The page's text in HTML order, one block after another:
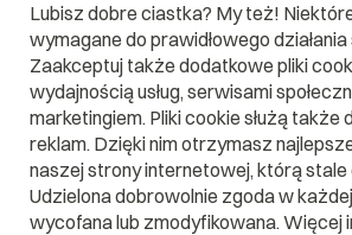
Aktualności
Połączenie spółek
30 czerwca 2026 ok.2
Lubisz dobre ciastka? My też!
wymagane do prawidłowego
Zaakceptuj także dodatkowe pliki
wydajnością usług, serwisami
marketingiem. Pliki cookie służą także
reklam. Dzięki nim otrzymasz
naszej strony internetowej, którą stale
Udzielona dobrowolnie zgoda w
wycofana lub zmodyfikowana. Więcej